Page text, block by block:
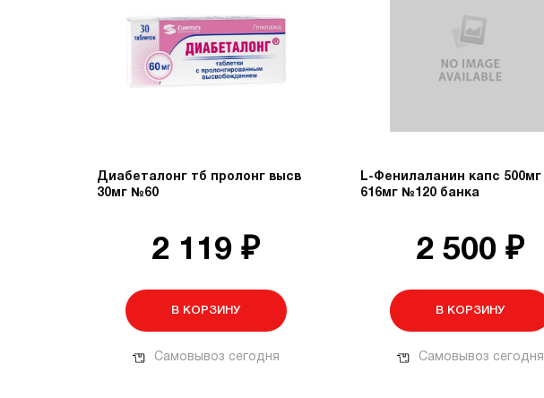
Диабеталонг тб пролонг высв
30мг №60
2 119 ₽
В КОРЗИНУ
Самовывоз сегодня
L-Фенилаланин капс 500мг
616мг №120 банка
2 500 ₽
В КОРЗИНУ
Самовывоз сегодня